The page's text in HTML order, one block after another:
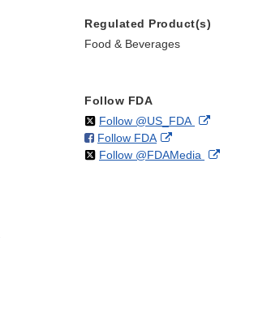
Regulated Product(s)
Food & Beverages
Follow FDA
Follow @US_FDAon External
Follow FDAon
Facebook
External
Link
Follow @FDAMedia on